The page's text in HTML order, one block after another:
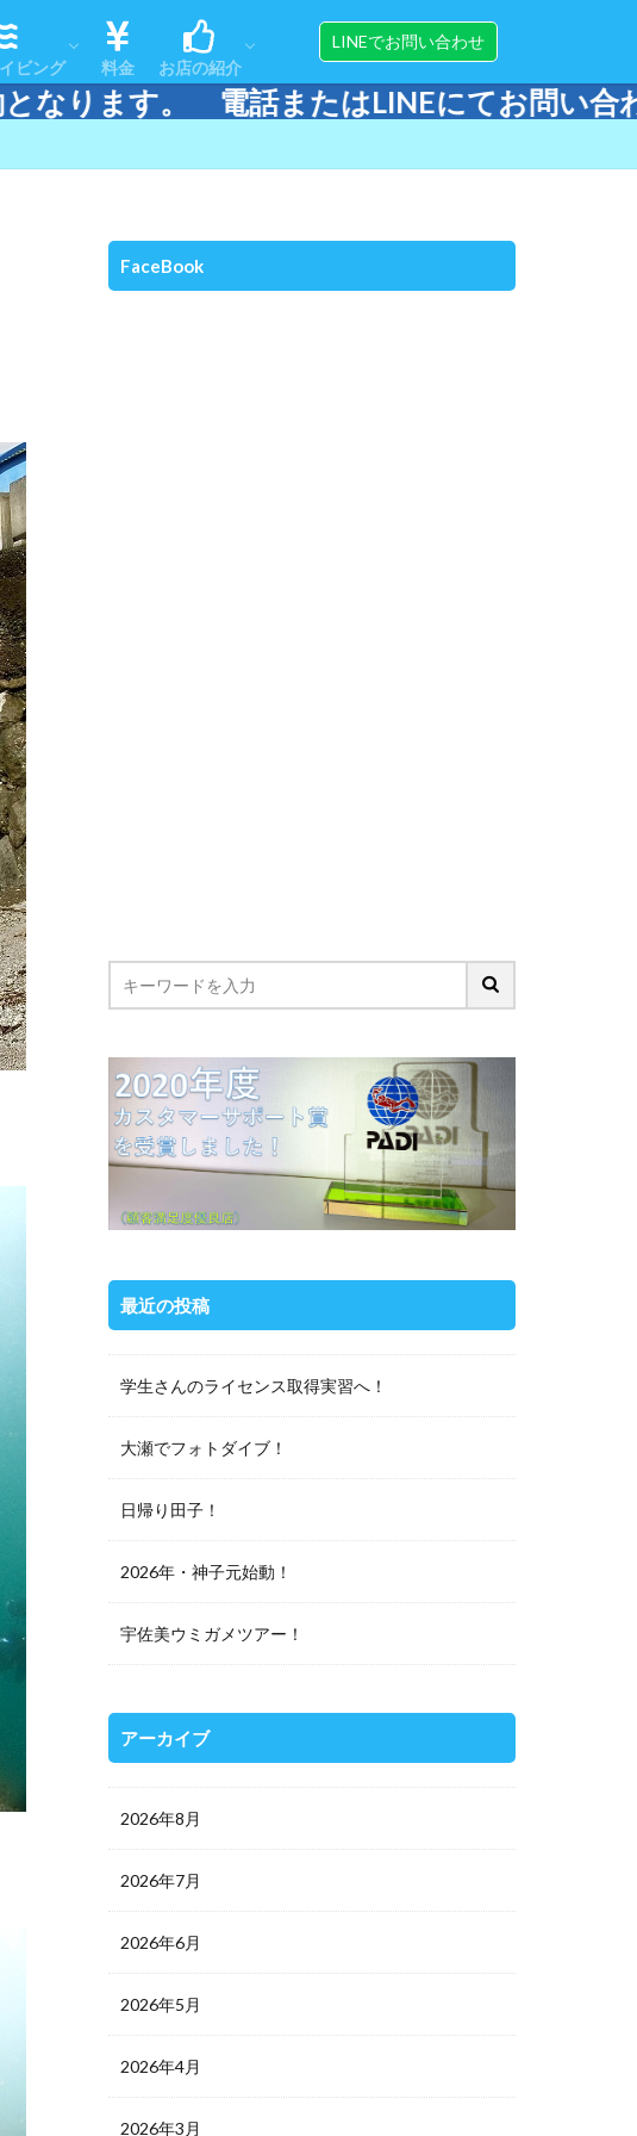
ト・レスポンス
ビング
ツアー
ダイブ
ケジュール
グエリアマップ
グ・ログ
料金 お店の紹介
アクセス
スタッフ紹介
器材販売＆メンテナンス
LINEでお問い合わせ
はLINEにてお問い合わせください。
FaceBook
最近の投稿
学生さんのライセンス取得実習へ！
大瀬でフォトダイブ！
日帰り田子！
2026年・神子元始動！
宇佐美ウミガメツアー！
アーカイブ
2026年8月
2026年7月
2026年6月
2026年5月
2026年4月
2026年3月
ト・レスポンス
ツアー
ダイブ
ケジュール
グエリアマップ
グ・ログ アクセス
スタッフ紹介
器材販売＆メンテナンス